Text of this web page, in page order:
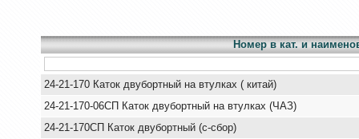
Номер в кат. и
24-21-170 Каток двубортный на втулках ( китай)
24-21-170-06СП Каток двубортный на втулках (ЧАЗ)
24-21-170СП Каток двубортный (с-сбор)